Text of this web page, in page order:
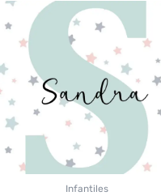
Infantiles
desde
8,99 €
hasta
10,99